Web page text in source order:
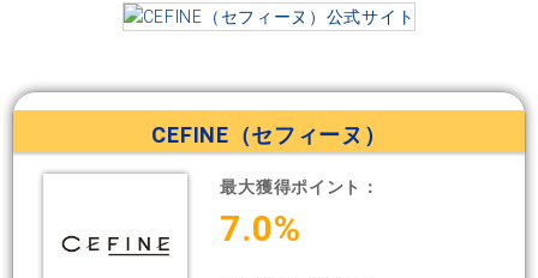
CEFINE（セフィーヌ）
最大獲得ポイント：
7.0%